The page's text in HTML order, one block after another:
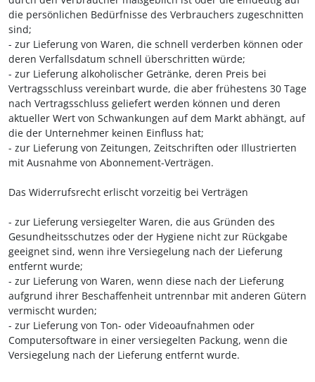
die persönlichen Bedürfnisse des Verbrauchers zugeschnitten
sind;
- zur Lieferung von Waren, die schnell verderben können oder
deren Verfallsdatum schnell überschritten würde;
- zur Lieferung alkoholischer Getränke, deren Preis bei
Vertragsschluss vereinbart wurde, die aber frühestens 30 Tage
nach Vertragsschluss geliefert werden können und deren
aktueller Wert von Schwankungen auf dem Markt abhängt, auf
die der Unternehmer keinen Einfluss hat;
- zur Lieferung von Zeitungen, Zeitschriften oder Illustrierten
mit Ausnahme von Abonnement-Verträgen.
Das Widerrufsrecht erlischt vorzeitig bei Verträgen
- zur Lieferung versiegelter Waren, die aus Gründen des
Gesundheitsschutzes oder der Hygiene nicht zur Rückgabe
geeignet sind, wenn ihre Versiegelung nach der Lieferung
entfernt wurde;
- zur Lieferung von Waren, wenn diese nach der Lieferung
aufgrund ihrer Beschaffenheit untrennbar mit anderen Gütern
vermischt wurden;
- zur Lieferung von Ton- oder Videoaufnahmen oder
Computersoftware in einer versiegelten Packung, wenn die
Versiegelung nach der Lieferung entfernt wurde.